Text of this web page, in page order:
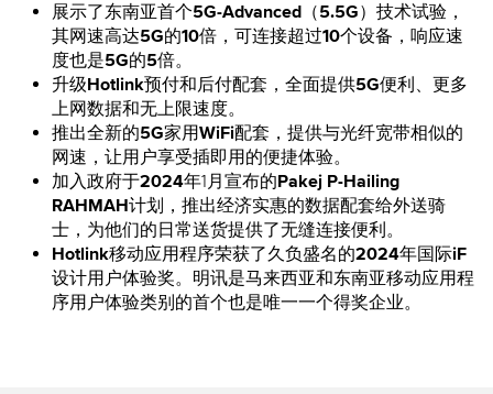
展示了东南亚首个5G-Advanced （5.5G）技术试验，
其网速高达5G的10倍，可连接超过10个设备，响应速
度也是5G的5倍。
升级Hotlink预付和后付配套，全面提供5G便利、更多
上网数据和无上限速度。
推出全新的5G家用WiFi配套，提供与光纤宽带相似的
网速，让用户享受插即用的便捷体验。
加入政府于2024年1月宣布的Pakej P-Hailing
RAHMAH计划，推出经济实惠的数据配套给外送骑
士，为他们的日常送货提供了无缝连接便利。
Hotlink移动应用程序荣获了久负盛名的2024年国际iF
设计用户体验奖。明讯是马来西亚和东南亚移动应用程
序用户体验类别的首个也是唯一一个得奖企业。